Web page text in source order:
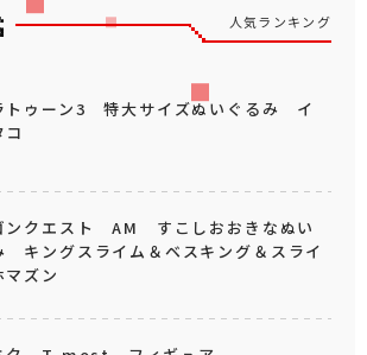
人気ランキング
トゥーン3 特大サイズぬいぐるみ イ
コ
ンクエスト AM すこしおおきなぬい
キングスライム＆ベスキング＆スライ
マズン